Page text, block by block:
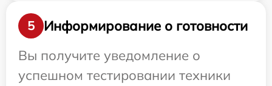
5
Информирование о готовности
Вы получите уведомление о
успешном тестировании техники